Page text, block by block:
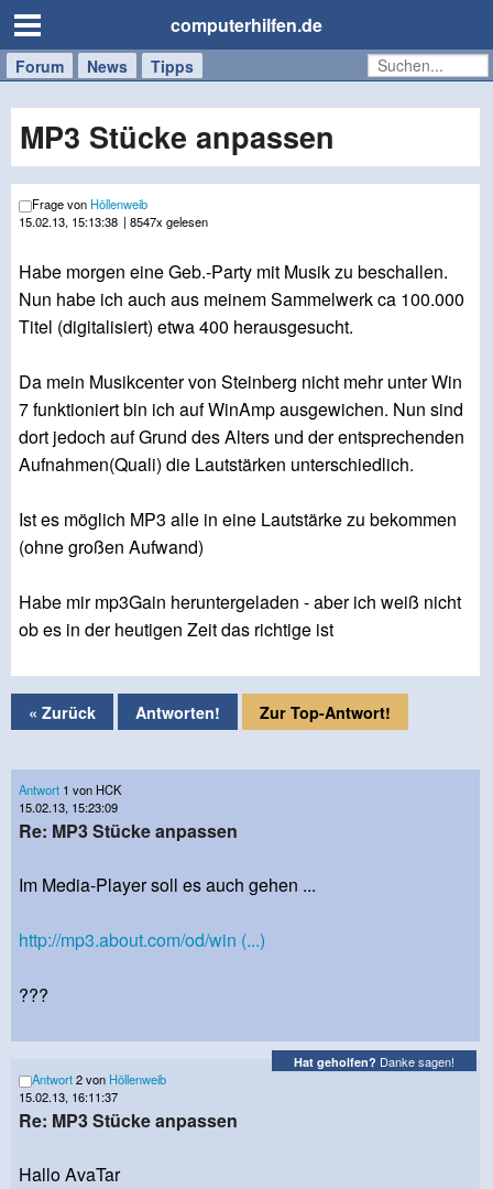
computerhilfen.de
Forum News Tipps
Handy
Tablet
Windows
Mac
MP3 Stücke anpassen
Frage von Höllenweib
15.02.13, 15:13:38 | 8547x gelesen
Habe morgen eine Geb.-Party mit Musik zu beschallen.
Nun habe ich auch aus meinem Sammelwerk ca 100.000
Titel (digitalisiert) etwa 400 herausgesucht.
Da mein Musikcenter von Steinberg nicht mehr unter Win
7 funktioniert bin ich auf WinAmp ausgewichen. Nun sind
dort jedoch auf Grund des Alters und der entsprechenden
Aufnahmen(Quali) die Lautstärken unterschiedlich.
Ist es möglich MP3 alle in eine Lautstärke zu bekommen
(ohne großen Aufwand)
Habe mir mp3Gain heruntergeladen - aber ich weiß nicht
ob es in der heutigen Zeit das richtige ist
« Zurück Antworten! Zur Top-Antwort!
Antwort 1 von HCK
15.02.13, 15:23:09
Re: MP3 Stücke anpassen
Im Media-Player soll es auch gehen ...
http://mp3.about.com/od/win (...)
???
Hat geholfen? Danke sagen!
Antwort2 von Höllenweib
15.02.13, 16:11:37
Re: MP3 Stücke anpassen
Hallo AvaTar